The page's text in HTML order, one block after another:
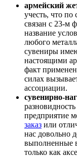
армейский
учесть, что
связан с 23-м
название
любого
сувениры
настоящими
факт
силах
ассоциации.
сувенирно-
предприятие
заказ или
нас довольно
выполненные
только как